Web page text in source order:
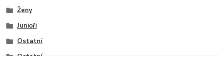
Ženy
Junioři
Ostatní
Ostatní